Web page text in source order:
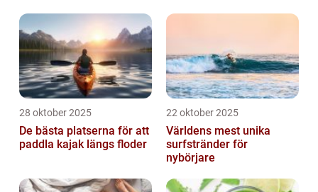
28 oktober 2025
De bästa platserna för att
paddla kajak längs floder
22 oktober 2025
Världens mest unika
surfstränder för
nybörjare